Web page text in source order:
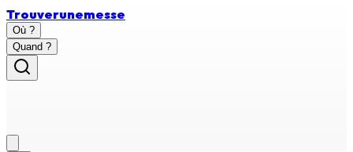
Trouverunemesse
Où ?
Quand ?